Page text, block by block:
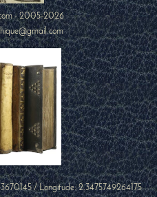
- 2005-2026
/ Longitude:2.3475749264175